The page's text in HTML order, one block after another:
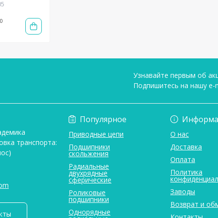
0
Узнавайте первым об
Подпишитесь на нашу e-
транспорта:
Популярное
Приводные цепи
Подшипники
скольжения
Радиальные
двухрядные
сферические
Роликовые
подшипники
Однорядные
О нас
Доставка
Оплата
Политика
Заводы
Возврат и